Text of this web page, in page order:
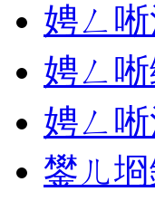
娉ㄥ
娉ㄥ
娉ㄥ
鐢ㄦ